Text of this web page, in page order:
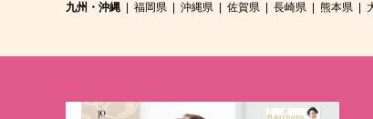
九州・沖縄
福岡県 沖縄県 佐賀県 長崎県 熊本県